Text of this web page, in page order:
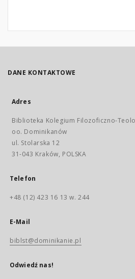
DANE KONTAKTOWE
Adres
Biblioteka Kolegium Filozoficzno-
oo. Dominikanów
ul. Stolarska 12
31-043 Kraków, POLSKA
Telefon
+48 (12) 423 16 13 w. 244
E-Mail
biblst@dominikanie.pl
Odwiedź nas!